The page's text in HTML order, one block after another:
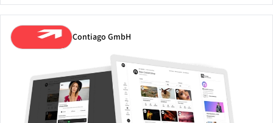
Contiago GmbH